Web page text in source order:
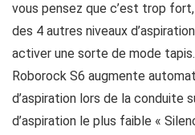
vous pensez que c’est trop fort,
des 4 autres niveaux
activer une sorte de mode
Roborock S6 augmente
d’aspiration lors de la conduite
d’aspiration le plus faible «